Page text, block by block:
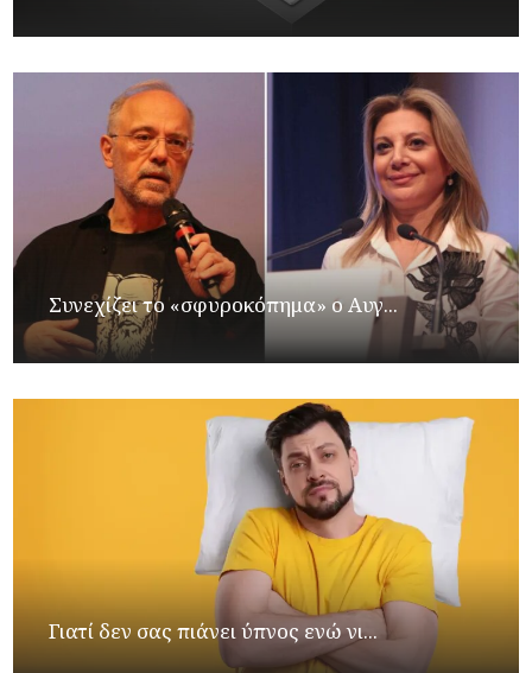
Συνεχίζει το «σφυροκόπημα» ο Αυγ...
Γιατί δεν σας πιάνει ύπνος ενώ νι...